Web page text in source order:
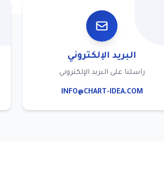
البريد الإلكتروني
راسلنا على البريد الإلكتروني
INFO@CHART-IDEA.COM